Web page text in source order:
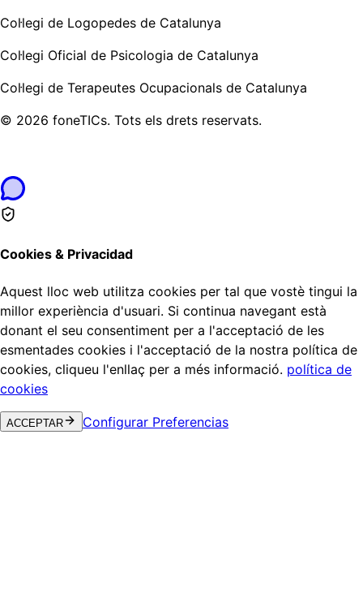
Col·legi de Logopedes de Catalunya
Col·legi Oficial de Psicologia de Catalunya
Col·legi de Terapeutes Ocupacionals de Catalunya
© 2026 foneTICs. Tots els drets reservats.
Cookies & Privacidad
Aquest lloc web utilitza cookies per tal que vostè tingui la
millor experiència d'usuari. Si continua navegant està
donant el seu consentiment per a l'acceptació de les
esmentades cookies i l'acceptació de la nostra política de
cookies, cliqueu l'enllaç per a més informació. política de
cookies
ACCEPTAR Configurar Preferencias